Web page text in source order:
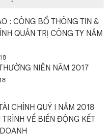
: CÔNG BỐ THÔNG TIN &
QUẢN TRỊ CÔNG TY NĂM
NIÊN NĂM 2017
CHÍNH QUÝ I NĂM 2018
TRÌNH VỀ BIẾN ĐỘNG KẾT